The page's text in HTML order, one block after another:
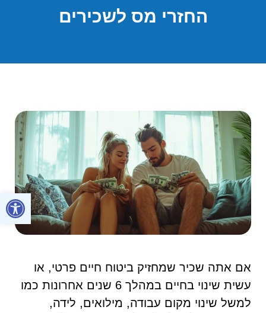
פתח
החזרי מס לשכירים
אם אתה שכיר שמחזיק ביטוח חיים פרטי, או
עשית שינוי בחיים במהלך 6 שנים אחרונות כמו
למשל שינוי מקום עבודה, מילואים, לידה,